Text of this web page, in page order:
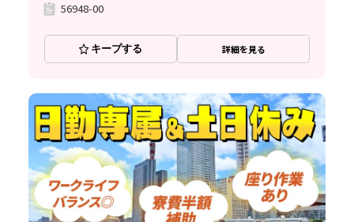
56948-00
キープする 詳細を見る